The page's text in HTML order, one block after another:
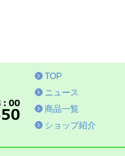
TOP
ニュース
商品一覧
ショップ紹介